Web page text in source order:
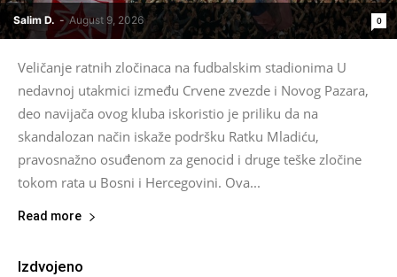
Salim D. - August 9, 2026 0
Veličanje ratnih zločinaca na fudbalskim stadionima U
nedavnoj utakmici između Crvene zvezde i Novog Pazara,
deo navijača ovog kluba iskoristio je priliku da na
skandalozan način iskaže podršku Ratku Mladiću,
pravosnažno osuđenom za genocid i druge teške zločine
tokom rata u Bosni i Hercegovini. Ova...
Read more
Izdvojeno